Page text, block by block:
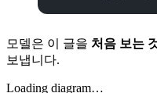
모델은 이 글을 처음 보는
보냅니다.
Loading diagram…